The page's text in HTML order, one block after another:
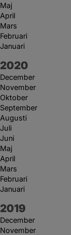
Maj
April
Mars
Februari
Januari
År:
2020
December
November
Oktober
September
Augusti
Juli
Juni
Maj
April
Mars
Februari
Januari
År:
2019
December
November